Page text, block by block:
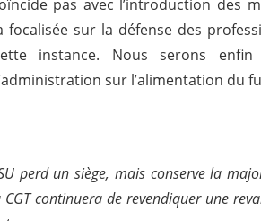
pas avec l’introduction des
focalisée sur la défense des
instance. Nous serons
sur l’alimentation du
perd un siège, mais conserve la
continuera de revendiquer une